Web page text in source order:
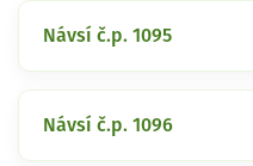
Návsí č.p. 1095
Návsí č.p. 1096